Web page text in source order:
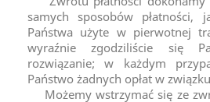
samych sposobów płatności,
Państwa użyte w pierwotnej
wyraźnie zgodziliście się
rozwiązanie; w każdym
Państwo żadnych opłat w
Możemy wstrzymać się ze